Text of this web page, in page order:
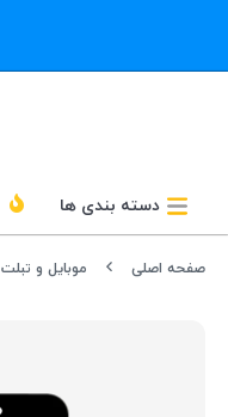
دسته بندی ها
صفحه اصلی موبایل و تبلت